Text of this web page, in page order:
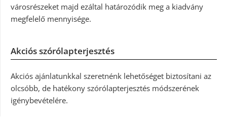
városrészeket majd ezáltal határozódik meg a kiadvány
megfelelő mennyisége.
Akciós szórólapterjesztés
Akciós ajánlatunkkal szeretnénk lehetőséget biztosítani az
olcsóbb, de hatékony szórólapterjesztés módszerének
igénybevételére.